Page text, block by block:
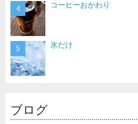
コーヒーおかわり
氷だけ
ブログ